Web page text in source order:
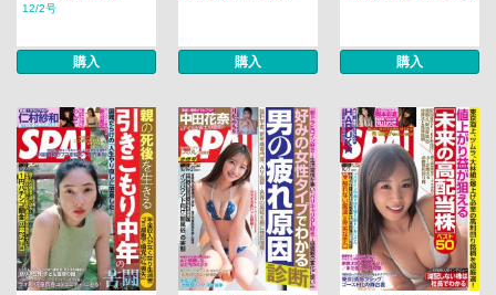
12/2号
購入 購入 購入